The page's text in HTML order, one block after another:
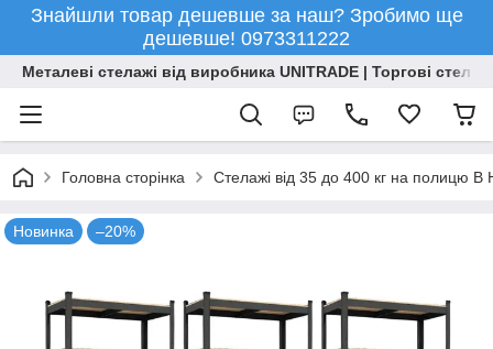
Знайшли товар дешевше за наш? Зробимо ще
дешевше! 0973311222
Металеві стелажі від виробника UNITRADE | Торгові
Головна сторінка Стелажі від 35 до 400 кг на полицю
Новинка –20%